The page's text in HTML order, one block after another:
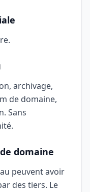
archivage,
de domaine,
Sans
domaine
peuvent avoir
des tiers. Le